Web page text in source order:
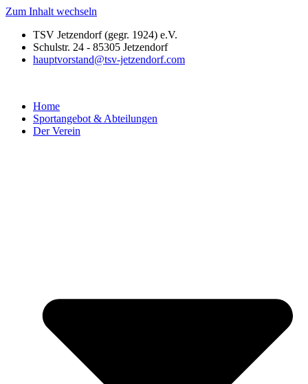
Zum Inhalt wechseln
TSV Jetzendorf (gegr. 1924) e.V.
Schulstr. 24 - 85305 Jetzendorf
hauptvorstand@tsv-jetzendorf.com
Home
Sportangebot & Abteilungen
Der Verein